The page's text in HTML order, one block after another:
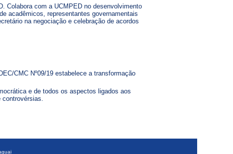
Colabora com a UCMPED no desenvolvimento
acadêmicos, representantes governamentais
na negociação e celebração de acordos
CMC Nº09/19 estabelece a transformação
e de todos os aspectos ligados aos
controvérsias.